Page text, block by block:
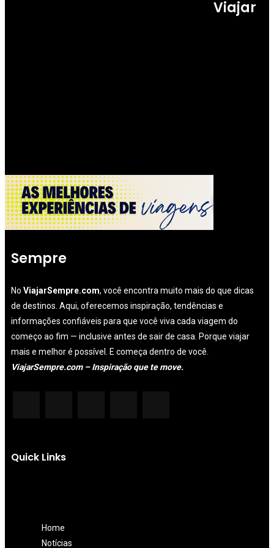
Viajar
Sempre
No ViajarSempre.com, você encontra muito mais do que dicas
de destinos. Aqui, oferecemos inspiração, tendências e
informações confiáveis para que você viva cada viagem do
começo ao fim — inclusive antes de sair de casa. Porque viajar
mais e melhor é possível. E começa dentro de você.
ViajarSempre.com – Inspiração que te move.
Quick Links
Home
Notícias